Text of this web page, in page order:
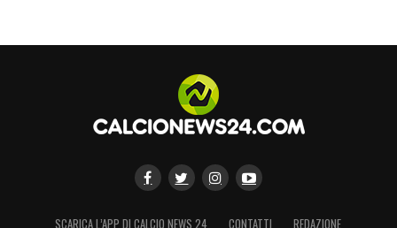
SCARICA L’APP DI CALCIO NEWS 24 CONTATTI
REDAZIONE